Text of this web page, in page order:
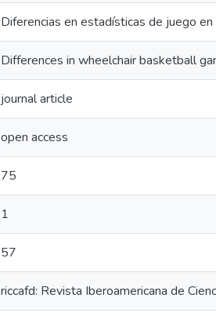
Diferencias en estadísticas de juego
Differences in wheelchair basketball
journal article
open access
75
1
57
riccafd: Revista Iberoamericana de